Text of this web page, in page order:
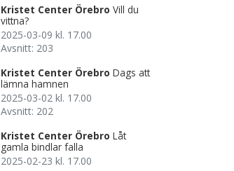
Kristet Center Örebro Vill du
vittna?
2025-03-09 kl. 17.00
Avsnitt: 203
Kristet Center Örebro Dags att
lämna hamnen
2025-03-02 kl. 17.00
Avsnitt: 202
Kristet Center Örebro Låt
gamla bindlar falla
2025-02-23 kl. 17.00